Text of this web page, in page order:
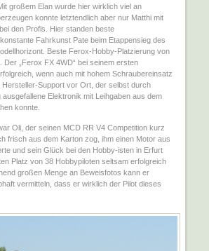
großem Elan wurde hier wirklich viel an
konnte letztendlich aber nur Matthi mit
den Profis. Hier standen beste
Fahrkunst Pate beim Etappensieg des
Beste Ferox-Hobby-Platzierung von
Der „Ferox FX 4WD“ bei seinem ersten
wenn auch mit hohem Schraubereinsatz
Hersteller-Support vor Ort, der selbst durch
Elektronik mit Leihgaben aus dem
konnte.
Oli, der seinen MCD RR V4 Competition kurz
frisch aus dem Karton zog, ihm einen Motor aus
und sein Glück bei den Hobby-isten in Erfurt
Platz von 38 Hobbypiloten seltsam erfolgreich
großen Menge an Beweisfotos kann er
vermitteln, dass er wirklich der Pilot dieses